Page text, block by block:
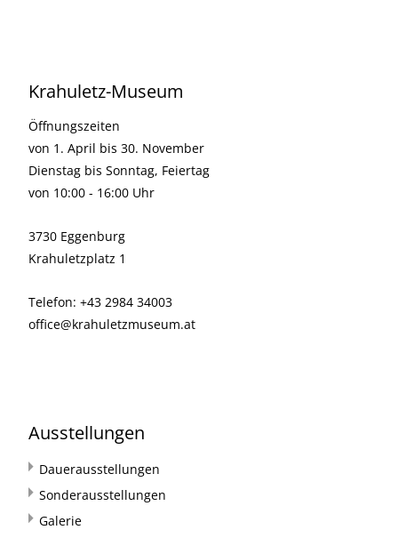
Krahuletz-Museum
Öffnungszeiten
von 1. April bis 30. November
Dienstag bis Sonntag, Feiertag
von 10:00 - 16:00 Uhr
3730 Eggenburg
Krahuletzplatz 1
Telefon: +43 2984 34003
office@krahuletzmuseum.at
Ausstellungen
Dauerausstellungen
Sonderausstellungen
Galerie